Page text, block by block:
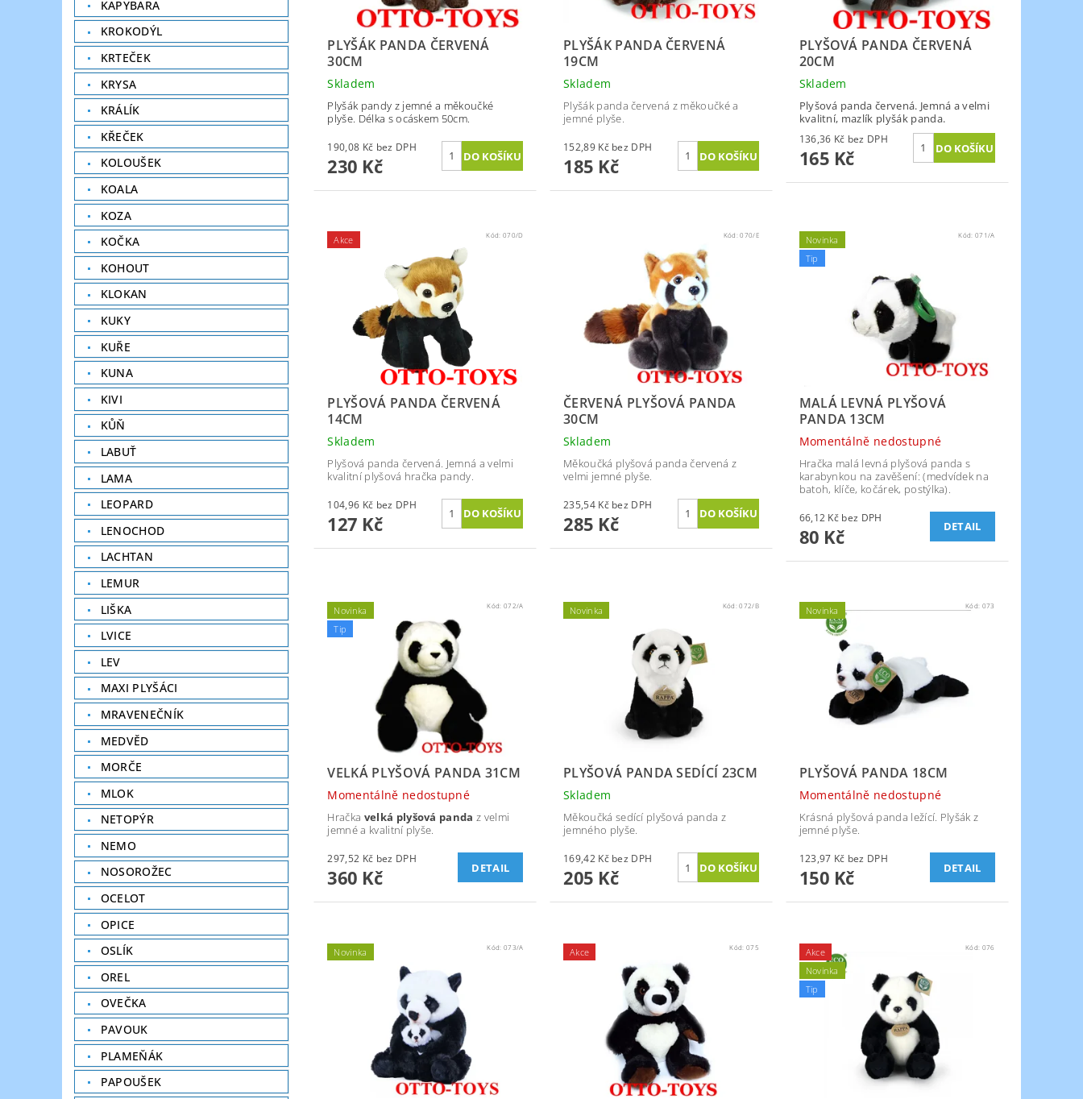
KAPYBARA
KROKODÝL
KRTEČEK
KRYSA
KRÁLÍK
KŘEČEK
KOLOUŠEK
KOALA
KOZA
KOČKA
KOHOUT
KLOKAN
KUKY
KUŘE
KUNA
KIVI
KŮŇ
LABUŤ
LAMA
LEOPARD
LENOCHOD
LACHTAN
LEMUR
LIŠKA
LVICE
LEV
MAXI PLYŠÁCI
MRAVENEČNÍK
MEDVĚD
MORČE
MLOK
NETOPÝR
NEMO
NOSOROŽEC
OCELOT
OPICE
OSLÍK
OREL
OVEČKA
PAVOUK
PLAMEŇÁK
PAPOUŠEK
PLYŠÁK PANDA ČERVENÁ
30CM
Skladem
Plyšák pandy z jemné a měkoučké
plyše. Délka s ocáskem 50cm.
190,08 Kč bez DPH
230 Kč
PLYŠÁK PANDA ČERVENÁ
19CM
Skladem
Plyšák panda červená z měkoučké a
jemné plyše.
152,89 Kč bez DPH
185 Kč
PLYŠOVÁ PANDA ČERVENÁ
20CM
Skladem
Plyšová panda červená. Jemná a velmi
kvalitní, mazlík plyšák panda.
136,36 Kč bez DPH
165 Kč
Akce Kód: 070/D
PLYŠOVÁ PANDA ČERVENÁ
14CM
Skladem
Plyšová panda červená. Jemná a velmi
kvalitní plyšová hračka pandy.
104,96 Kč bez DPH
127 Kč
Kód:070/E
ČERVENÁ PLYŠOVÁ PANDA
30CM
Skladem
Měkoučká plyšová panda červená z
velmi jemné plyše.
235,54 Kč bez DPH
285 Kč
Novinka
Tip
Kód:071/A
MALÁ LEVNÁ PLYŠOVÁ
PANDA 13CM
Momentálně nedostupné
Hračka malá levná plyšová panda s
karabynkou na zavěšení: (medvídek na
batoh, klíče, kočárek, postýlka).
66,12 Kč bez DPH
80 Kč DETAIL
Novinka
Tip
Kód: 072/A
VELKÁ PLYŠOVÁ PANDA 31CM
Momentálně nedostupné
Hračka velká plyšová panda z velmi
jemné a kvalitní plyše.
297,52 Kč bez DPH
360 Kč DETAIL
Novinka Kód:072/B
PLYŠOVÁ PANDA SEDÍCÍ 23CM
Skladem
Měkoučká sedící plyšová panda z
jemného plyše.
169,42 Kč bez DPH
205 Kč
Novinka Kód: 073
PLYŠOVÁ PANDA 18CM
Momentálně nedostupné
Krásná plyšová panda ležící. Plyšák z
jemné plyše.
123,97 Kč bez DPH
150 Kč DETAIL
Novinka Kód: 073/A Akce Kód:075
Akce
Novinka
Tip
Kód: 076